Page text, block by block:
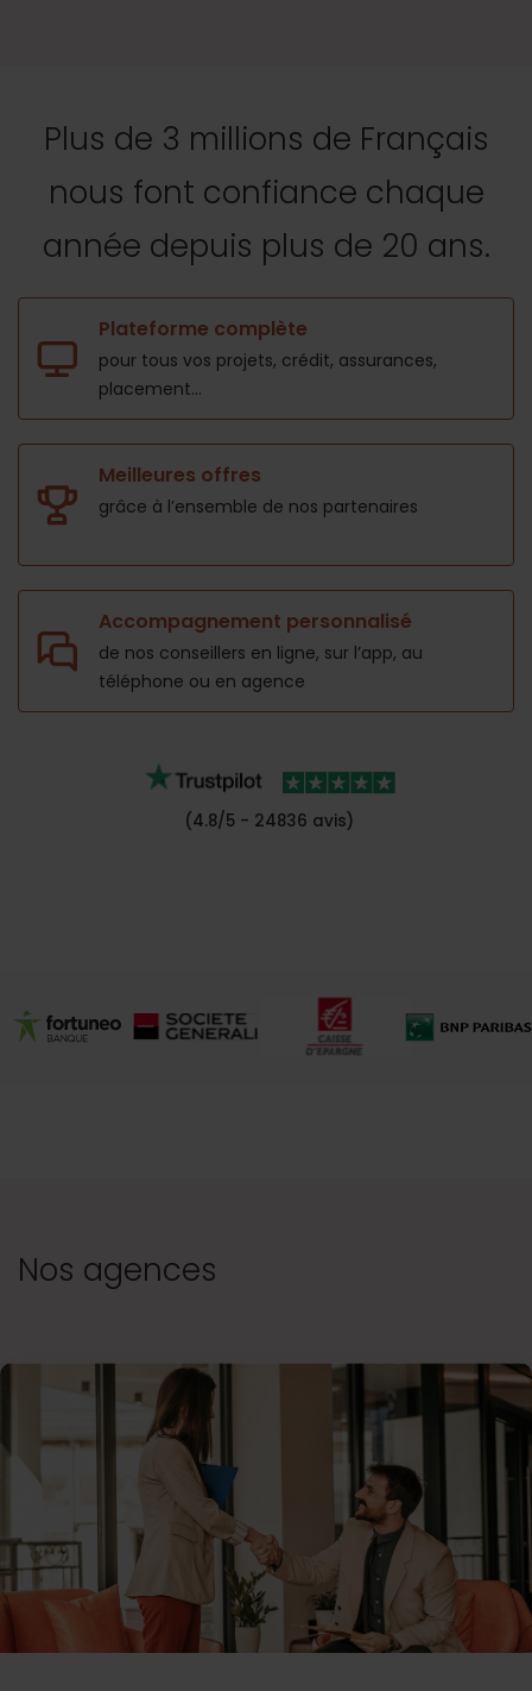
Plus de 3 millions de Français
nous font confiance chaque
année depuis plus de 20 ans.
Plateforme complète
pour tous vos projets, crédit, assurances,
placement...
Meilleures offres
grâce à l’ensemble de nos partenaires
Accompagnement personnalisé
de nos conseillers en ligne, sur l’app, au
téléphone ou en agence
(4.8/5 - 24836 avis)
Nos agences